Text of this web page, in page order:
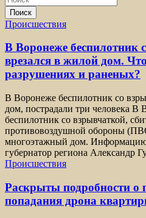
Поиск
Происшествия
В Воронеже беспилотник
врезался в жилой дом.
разрушениях и раненых?
В Воронеже беспилотник со
дом, пострадали три человека
беспилотник со взрывчаткой,
противовоздушной обороны
многоэтажный дом. Информацию
губернатор региона Александр
Происшествия
Раскрыты подробности о
попадания дрона